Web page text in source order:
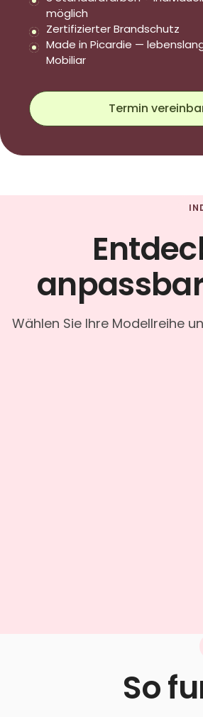
möglich
Zertifizierter Brandschutz
Made in Picardie —
Mobiliar
Termin
Wählen Sie Ihre Modellreihe
So